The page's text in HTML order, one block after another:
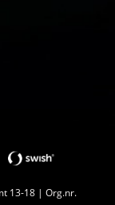
13-18 | Org.nr.